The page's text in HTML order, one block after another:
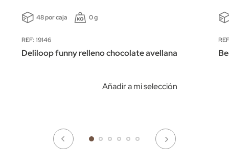
48 por caja 0 g
REF: 19146
Deliloop funny relleno chocolate avellana
Añadir a mi selección